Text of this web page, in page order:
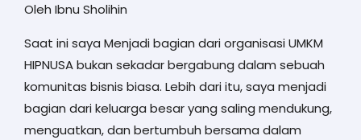
Oleh Ibnu Sholihin
Saat ini saya Menjadi bagian dari organisasi UMKM
HIPNUSA bukan sekadar bergabung dalam sebuah
komunitas bisnis biasa. Lebih dari itu, saya menjadi
bagian dari keluarga besar yang saling mendukung,
menguatkan, dan bertumbuh bersama dalam